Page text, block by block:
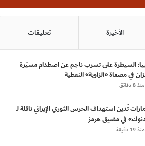
الأخيرة تعليقات
السيطرة على تسرب ناجم عن اصطدام مسيّرة
في مصفاة «الزاوية» النفطية
منذ 8 دقائق
تُدين استهداف الحرس الثوري الإيراني ناقلة لـ
في مضيق هرمز
منذ 19 دقيقة